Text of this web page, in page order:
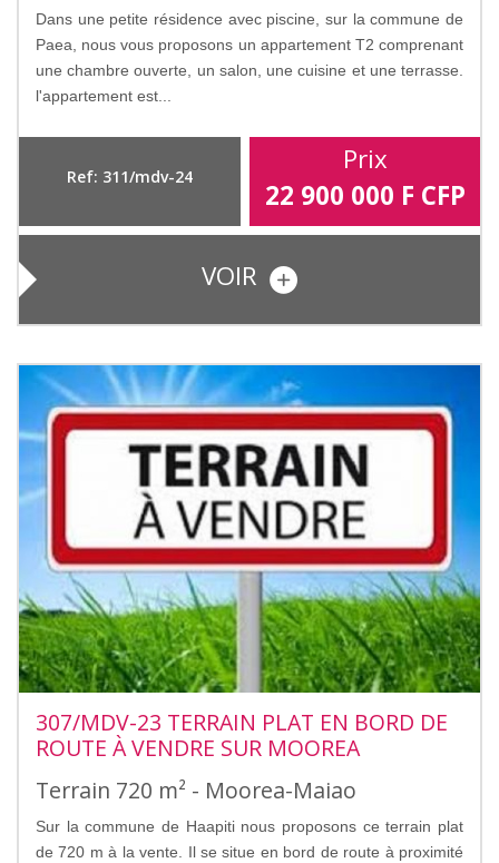
Dans une petite résidence avec piscine, sur la commune de
Paea, nous vous proposons un appartement T2 comprenant
une chambre ouverte, un salon, une cuisine et une terrasse.
l'appartement est...
Ref: 311/mdv-24
Prix
22 900 000 F CFP
VOIR
307/MDV-23 TERRAIN PLAT EN BORD DE
ROUTE À VENDRE SUR MOOREA
Terrain 720 m² - Moorea-Maiao
Sur la commune de Haapiti nous proposons ce terrain plat
de 720 m à la vente. Il se situe en bord de route à proximité